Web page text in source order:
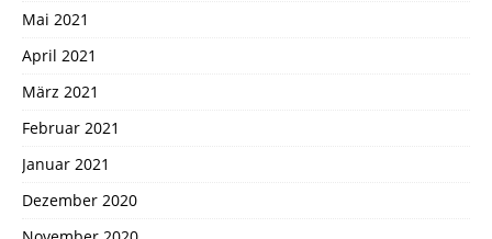
Mai 2021
April 2021
März 2021
Februar 2021
Januar 2021
Dezember 2020